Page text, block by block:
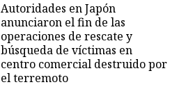
Autoridades en Japón
anunciaron el fin de las
operaciones de rescate y
búsqueda de víctimas en
centro comercial destruido por
el terremoto